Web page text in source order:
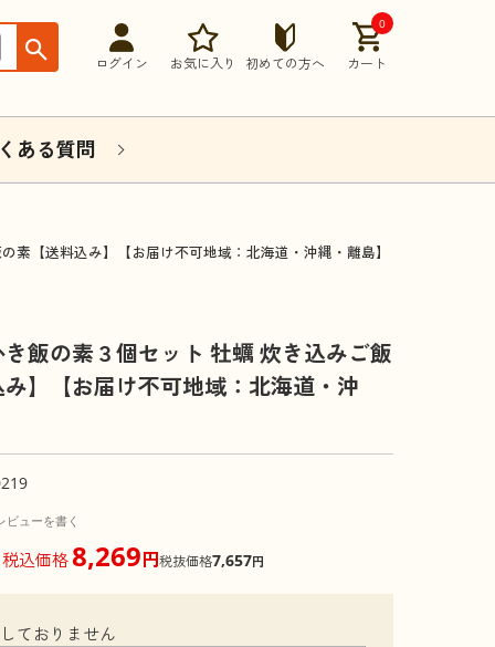
ログイン お気に入り 初めての方へ
0
カート
ある質問
素【送料込み】【お届け不可地域：北海道・沖縄・離島】
飯の素３個セット 牡蠣 炊き込みご飯
】【お届け不可地域：北海道・沖
ビューを書く
税込価格8,269円税抜価格7,657円
ておりません